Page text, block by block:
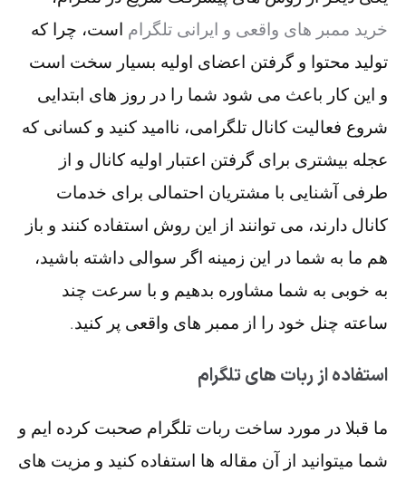
خرید ممبر های واقعی و ایرانی تلگرام است، چرا که
تولید محتوا و گرفتن اعضای اولیه بسیار سخت است
و این کار باعث می شود شما را در روز های ابتدایی
شروع فعالیت کانال تلگرامی، ناامید کنید و کسانی که
عجله بیشتری برای گرفتن اعتبار اولیه کانال و از
طرفی آشنایی با مشتریان احتمالی برای خدمات
کانال دارند، می توانند از این روش استفاده کنند و باز
هم ما به شما در این زمینه اگر سوالی داشته باشید،
به خوبی به شما مشاوره بدهیم و با سرعت چند
ساعته چنل خود را از ممبر های واقعی پر کنید.
استفاده از ربات های تلگرام
ما قبلا در مورد ساخت ربات تلگرام صحبت کرده ایم و
شما میتوانید از آن مقاله ها استفاده کنید و مزیت های